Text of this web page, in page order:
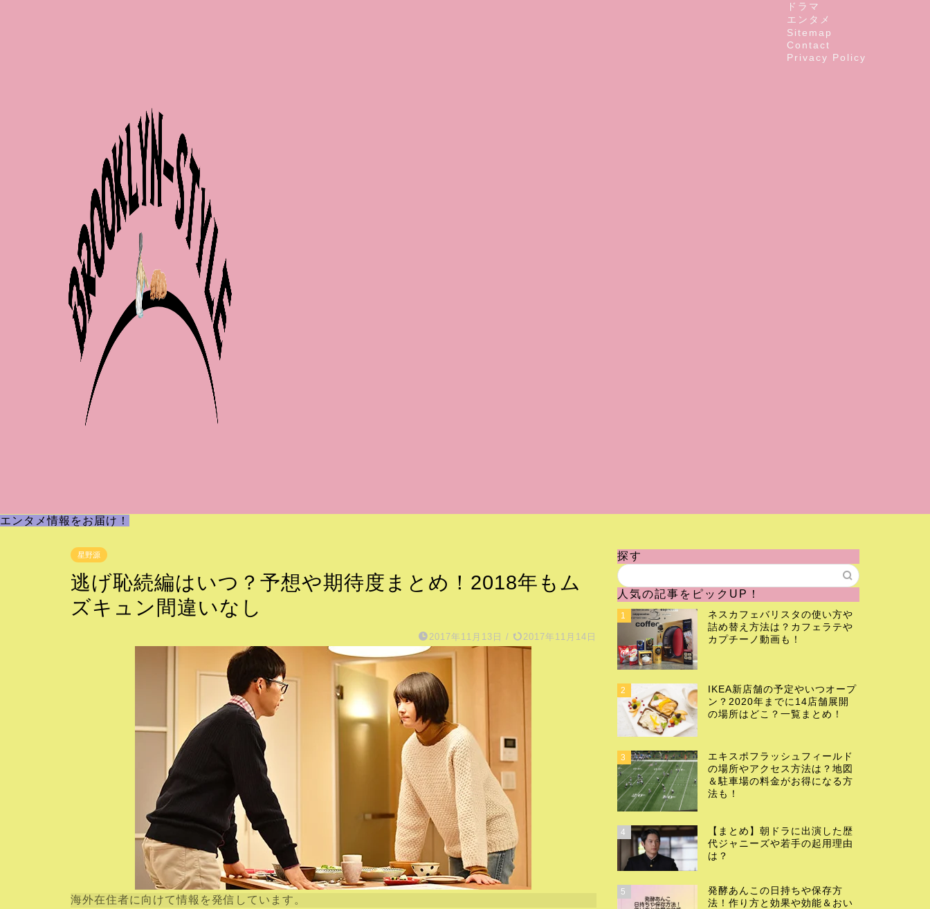
ドラマ
エンタメ
Sitemap
Contact
Privacy Policy
エンタメ情報をお届け！
星野源
逃げ恥続編はいつ？予想や期待度まとめ！2018年もム
ズキュン間違いなし
2017年11月13日 / 2017年11月14日
海外在住者に向けて情報を発信しています。
探す
人気の記事をピックUP！
1
ネスカフェバリスタの使い方や
詰め替え方法は？カフェラテや
カプチーノ動画も！
2
IKEA新店舗の予定やいつオープ
ン？2020年までに14店舗展開
の場所はどこ？一覧まとめ！
3
エキスポフラッシュフィールド
の場所やアクセス方法は？地図
＆駐車場の料金がお得になる方
法も！
4
【まとめ】朝ドラに出演した歴
代ジャニーズや若手の起用理由
は？
5
発酵あんこの日持ちや保存方
法！作り方と効果や効能＆おい